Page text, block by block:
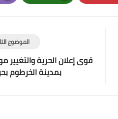
Pinterest
Whatsapp
الموضوع
قوى إعلان الحرية والتغيير
بمدينة الخرطوم